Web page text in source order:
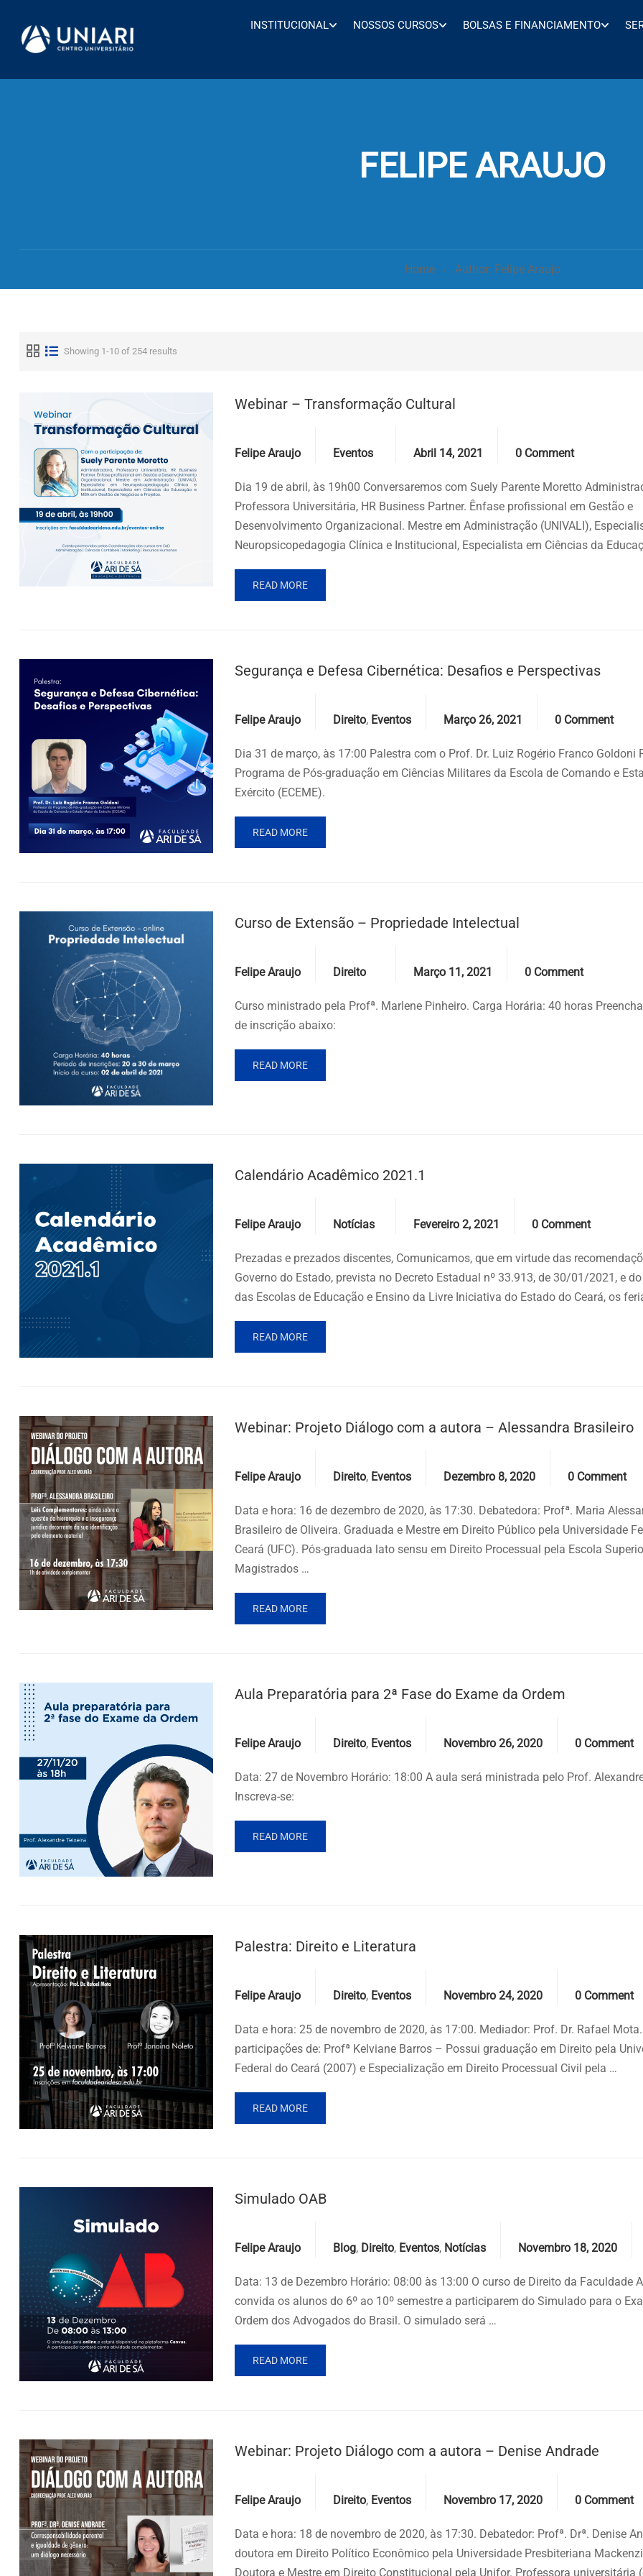
INSTITUCIONAL NOSSOS CURSOS BOLSAS E FINANCIAMENTO
FELIPE ARAUJO
Home Author: Felipe Araujo
Showing 1-10 of 254 results
Webinar – Transformação Cultural
Felipe Araujo Eventos Abril 14, 2021 0 Comment
Dia 19 de abril, às 19h00 Conversaremos com Suely Parente Moretto
Professora Universitária, HR Business Partner. Ênfase profissional em Gestão e
Desenvolvimento Organizacional. Mestre em Administração (UNIVALI),
Neuropsicopedagogia Clínica e Institucional, Especialista em Ciências da
READ MORE
Segurança e Defesa Cibernética: Desafios e Perspectivas
Felipe Araujo Direito, Eventos Março 26, 2021 0 Comment
Dia 31 de março, às 17:00 Palestra com o Prof. Dr. Luiz Rogério Franco Goldoni
Programa de Pós-graduação em Ciências Militares da Escola de Comando e
Exército (ECEME).
READ MORE
Curso de Extensão – Propriedade Intelectual
Felipe Araujo Direito Março 11, 2021 0 Comment
Curso ministrado pela Profª. Marlene Pinheiro. Carga Horária: 40 horas
de inscrição abaixo:
READ MORE
Calendário Acadêmico 2021.1
Felipe Araujo Notícias Fevereiro 2, 2021 0 Comment
Prezadas e prezados discentes, Comunicamos, que em virtude das
Governo do Estado, prevista no Decreto Estadual nº 33.913, de 30/01/2021, e
das Escolas de Educação e Ensino da Livre Iniciativa do Estado do Ceará, os
READ MORE
Webinar: Projeto Diálogo com a autora – Alessandra Brasileiro
Felipe Araujo Direito, Eventos Dezembro 8, 2020 0 Comment
Data e hora: 16 de dezembro de 2020, às 17:30. Debatedora: Profª. Maria
Brasileiro de Oliveira. Graduada e Mestre em Direito Público pela Universidade
Ceará (UFC). Pós-graduada lato sensu em Direito Processual pela Escola
Magistrados …
READ MORE
Aula Preparatória para 2ª Fase do Exame da Ordem
Felipe Araujo Direito, Eventos Novembro 26, 2020 0 Comment
Data: 27 de Novembro Horário: 18:00 A aula será ministrada pelo Prof.
Inscreva-se:
READ MORE
Palestra: Direito e Literatura
Felipe Araujo Direito, Eventos Novembro 24, 2020 0 Comment
Data e hora: 25 de novembro de 2020, às 17:00. Mediador: Prof. Dr. Rafael
participações de: Profª Kelviane Barros – Possui graduação em Direito pela
Federal do Ceará (2007) e Especialização em Direito Processual Civil pela …
READ MORE
Simulado OAB
Felipe Araujo Blog, Direito, Eventos, Notícias Novembro 18, 2020
Data: 13 de Dezembro Horário: 08:00 às 13:00 O curso de Direito da Faculdade
convida os alunos do 6º ao 10º semestre a participarem do Simulado para o
Ordem dos Advogados do Brasil. O simulado será …
READ MORE
Webinar: Projeto Diálogo com a autora – Denise Andrade
Felipe Araujo Direito, Eventos Novembro 17, 2020 0 Comment
Data e hora: 18 de novembro de 2020, às 17:30. Debatedor: Profª. Drª. Denise
doutora em Direito Político Econômico pela Universidade Presbiteriana
Doutora e Mestre em Direito Constitucional pela Unifor. Professora universitária